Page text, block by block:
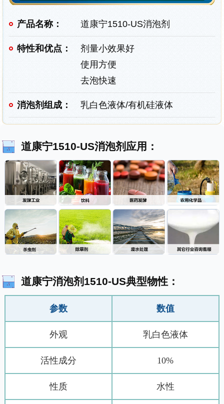
产品名称： 道康宁1510-US消泡剂
特性和优点：
剂量小效果好
使用方便
去泡快速
消泡剂组成： 乳白色液体/有机硅液体
道康宁1510-US消泡剂应用：
道康宁消泡剂1510-US典型物性：
参数
外观
活性成分
性质
数值
乳白色液体
10%
水性